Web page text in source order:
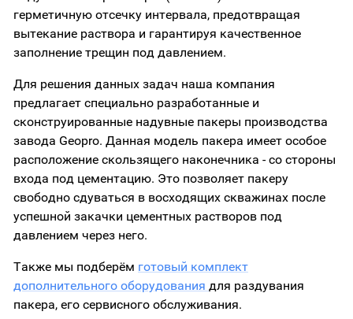
герметичную отсечку интервала, предотвращая
вытекание раствора и гарантируя качественное
заполнение трещин под давлением.
Для решения данных задач наша компания
предлагает специально разработанные и
сконструированные надувные пакеры производства
завода Geopro. Данная модель пакера имеет особое
расположение скользящего наконечника - со стороны
входа под цементацию. Это позволяет пакеру
свободно сдуваться в восходящих скважинах после
успешной закачки цементных растворов под
давлением через него.
Также мы подберём готовый комплект
дополнительного оборудования для раздувания
пакера, его сервисного обслуживания.